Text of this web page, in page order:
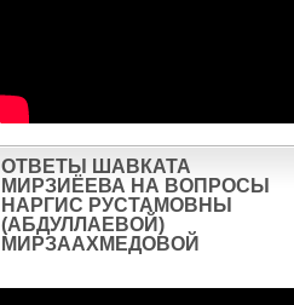
ОТВЕТЫ ШАВКАТА
МИРЗИЁЕВА НА ВОПРОСЫ
НАРГИС РУСТАМОВНЫ
(АБДУЛЛАЕВОЙ)
МИРЗААХМЕДОВОЙ